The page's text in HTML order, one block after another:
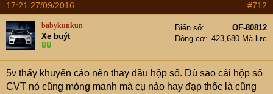
17:21 27/09/2016 #712
babykunkun
Xe buýt
Biển số
OF-80812
Động cơ
423,680 Mã lực
5v thấy khuyến cáo nên thay dầu hộp số. Dù sao cái hộp số
CVT nó cũng mỏng manh mà cụ nào hay đạp thốc là cũng